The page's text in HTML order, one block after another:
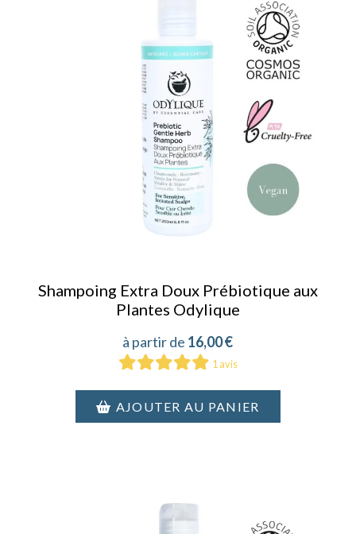
Shampoing Extra Doux Prébiotique aux
Plantes Odylique
16,00€
1 avis
AJOUTER AU PANIER